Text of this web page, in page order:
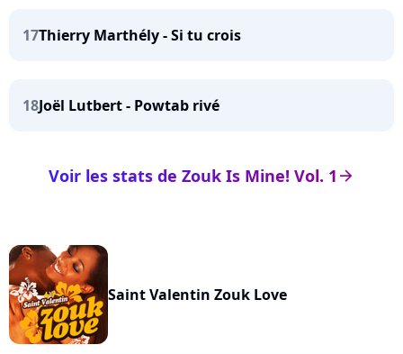
17Thierry Marthély - Si tu crois
18Joël Lutbert - Powtab rivé
arrow_right
Voir les stats de Zouk Is Mine! Vol. 1
Saint Valentin Zouk Love